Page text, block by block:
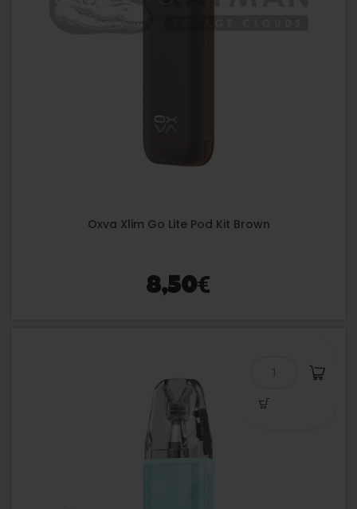
Oxva Xlim Go Lite Pod Kit Brown
8,50€